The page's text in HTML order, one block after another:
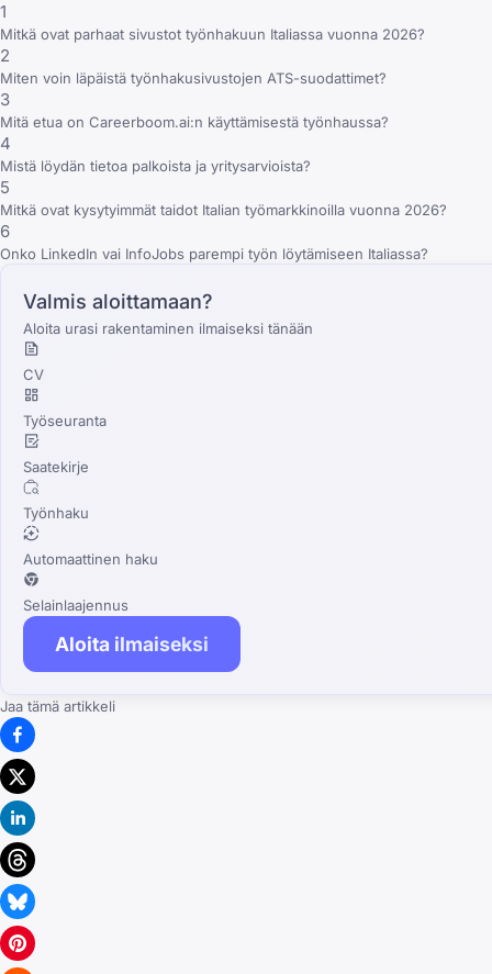
1
Mitkä ovat parhaat sivustot työnhakuun Italiassa vuonna 2026?
2
Miten voin läpäistä työnhakusivustojen ATS-suodattimet?
3
Mitä etua on Careerboom.ai:n käyttämisestä työnhaussa?
4
Mistä löydän tietoa palkoista ja yritysarvioista?
5
Mitkä ovat kysytyimmät taidot Italian työmarkkinoilla vuonna 2026?
6
Onko LinkedIn vai InfoJobs parempi työn löytämiseen Italiassa?
Valmis aloittamaan?
Aloita urasi rakentaminen ilmaiseksi tänään
CV
Työseuranta
Saatekirje
Työnhaku
Automaattinen haku
Selainlaajennus
Aloita ilmaiseksi
Jaa tämä artikkeli